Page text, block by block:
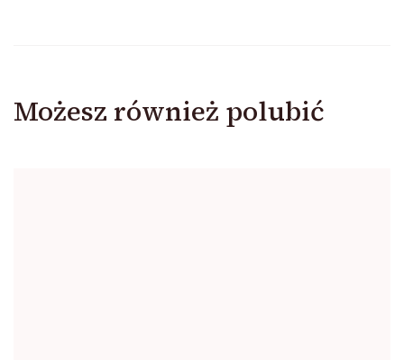
Możesz również polubić